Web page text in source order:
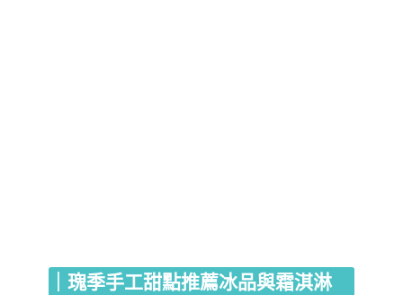
｜瑰季手工甜點推薦冰品與霜淇淋